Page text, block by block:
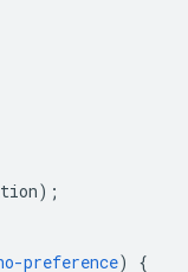
);
preference)
{